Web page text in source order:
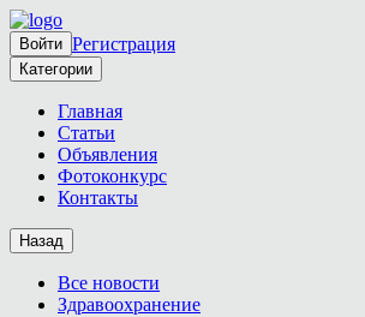
Войти Регистрация
Категории
Главная
Статьи
Объявления
Фотоконкурс
Контакты
Назад
Все новости
Здравоохранение